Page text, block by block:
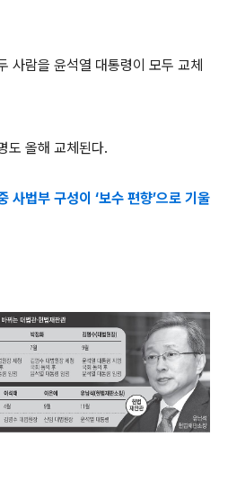
사람을 윤석열 대통령이 모두 교체
도 올해 교체된다.
사법부 구성이 ‘보수 편향’으로 기울